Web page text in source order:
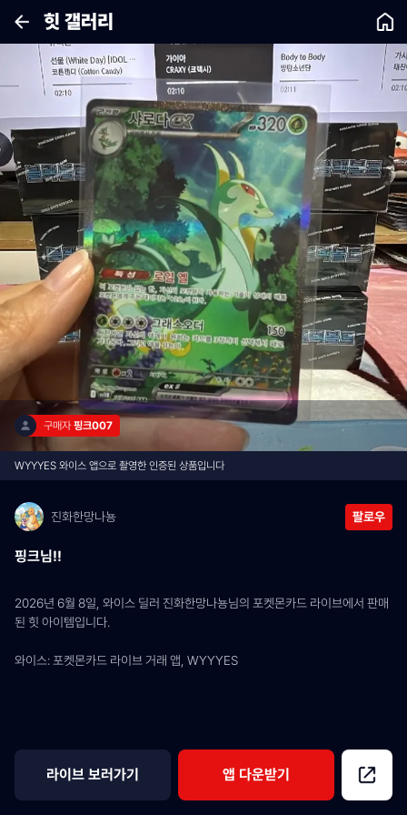
힛 갤러리
구매자 핑크007
WYYYES 와이스 앱으로 촬영한 인증된 상품입니다
진화한망나뇽 팔로우
핑크님!!
2026년 6월 8일, 와이스 딜러 진화한망나뇽님의 포켓몬카드 라이브에서 판매
된 힛 아이템입니다.
와이스: 포켓몬카드 라이브 거래 앱, WYYYES
라이브 보러가기 앱 다운받기